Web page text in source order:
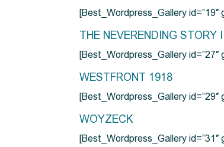
[Best_Wordpress_Gallery id=”19″
THE NEVERENDING STORY III
[Best_Wordpress_Gallery id=”27″
WESTFRONT 1918
[Best_Wordpress_Gallery
WOYZECK
[Best_Wordpress_Gallery id=”31″